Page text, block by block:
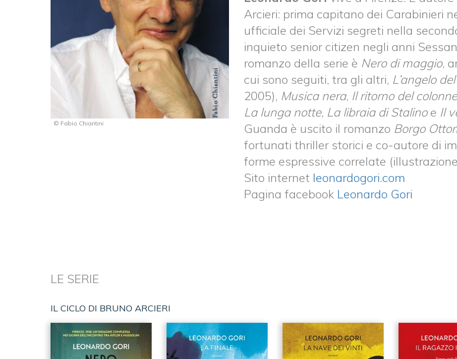
© Fabio Chiantini
Arcieri: prima capitano dei Carabinieri
ufficiale dei Servizi segreti nella
inquieto senior citizen negli anni
romanzo della serie è Nero di maggio,
cui sono seguiti, tra gli altri, L’angelo
2005), Musica nera, Il ritorno del
La lunga notte, La libraia di Stalinoe Il
Guanda è uscito il romanzo Borgo
fortunati thriller storici e co-autore di
forme espressive correlate
Sito internet leonardogori.com
Pagina facebook Leonardo Gori
LE SERIE
IL CICLO DI BRUNO ARCIERI